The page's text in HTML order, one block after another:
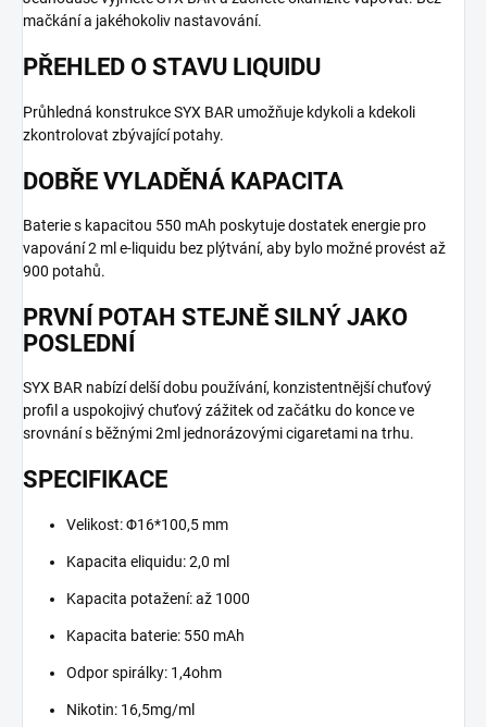
mačkání a jakéhokoliv nastavování.
PŘEHLED O STAVU LIQUIDU
Průhledná konstrukce SYX BAR umožňuje kdykoli a kdekoli
zkontrolovat zbývající potahy.
DOBŘE VYLADĚNÁ KAPACITA
Baterie s kapacitou 550 mAh poskytuje dostatek energie pro
vapování 2 ml e-liquidu bez plýtvání, aby bylo možné provést až
900 potahů.
PRVNÍ POTAH STEJNĚ SILNÝ JAKO
POSLEDNÍ
SYX BAR nabízí delší dobu používání, konzistentnější chuťový
profil a uspokojivý chuťový zážitek od začátku do konce ve
srovnání s běžnými 2ml jednorázovými cigaretami na trhu.
SPECIFIKACE
Velikost: Φ16*100,5 mm
Kapacita eliquidu: 2,0 ml
Kapacita potažení: až 1000
Kapacita baterie: 550 mAh
Odpor spirálky: 1,4ohm
Nikotin: 16,5mg/ml